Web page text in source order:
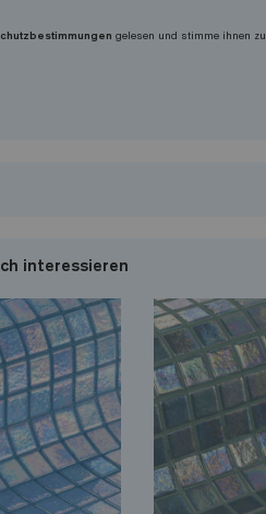
gelesen und stimme ihnen zu
interessieren